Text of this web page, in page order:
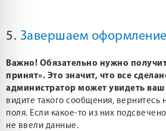
5. Завершаем оформление
Важно! Обязательно нужно
принят». Это значит, что все
администратор может увидеть ваш
видите такого сообщения, вернитесь
поля. Если какое-то из них
не ввели данные.